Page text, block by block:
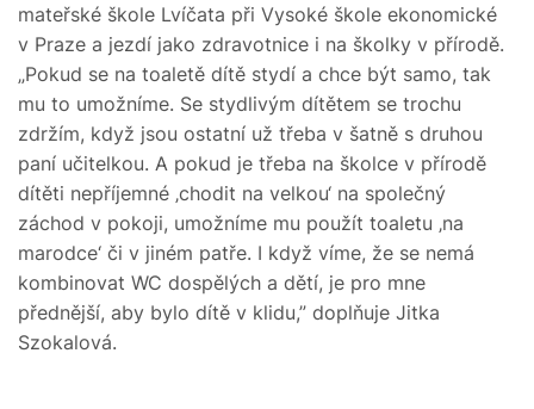
mateřské škole Lvíčata při Vysoké škole ekonomické
v Praze a jezdí jako zdravotnice i na školky v přírodě.
„Pokud se na toaletě dítě stydí a chce být samo, tak
mu to umožníme. Se stydlivým dítětem se trochu
zdržím, když jsou ostatní už třeba v šatně s druhou
paní učitelkou. A pokud je třeba na školce v přírodě
dítěti nepříjemné ‚chodit na velkou‘ na společný
záchod v pokoji, umožníme mu použít toaletu ‚na
marodce‘ či v jiném patře. I když víme, že se nemá
kombinovat WC dospělých a dětí, je pro mne
přednější, aby bylo dítě v klidu,” doplňuje Jitka
Szokalová.